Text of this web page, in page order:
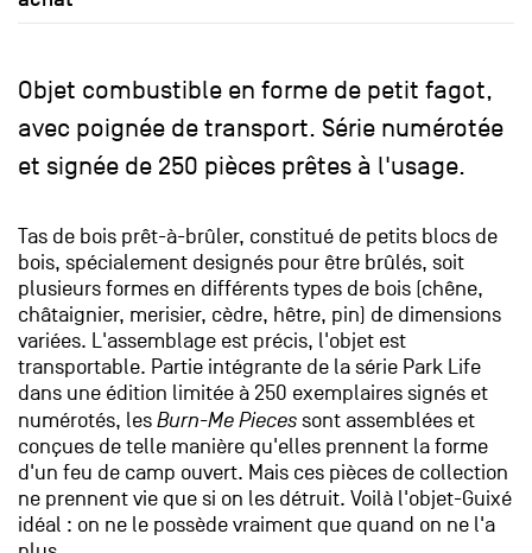
Objet combustible en forme de petit fagot,
avec poignée de transport. Série numérotée
et signée de 250 pièces prêtes à l'usage.
Tas de bois prêt-à-brûler, constitué de petits blocs de
bois, spécialement designés pour être brûlés, soit
plusieurs formes en différents types de bois (chêne,
châtaignier, merisier, cèdre, hêtre, pin) de dimensions
variées. L'assemblage est précis, l'objet est
transportable. Partie intégrante de la série Park Life
dans une édition limitée à 250 exemplaires signés et
numérotés, les Burn-Me Pieces sont assemblées et
conçues de telle manière qu'elles prennent la forme
d'un feu de camp ouvert. Mais ces pièces de collection
ne prennent vie que si on les détruit. Voilà l'objet-Guixé
idéal : on ne le possède vraiment que quand on ne l'a